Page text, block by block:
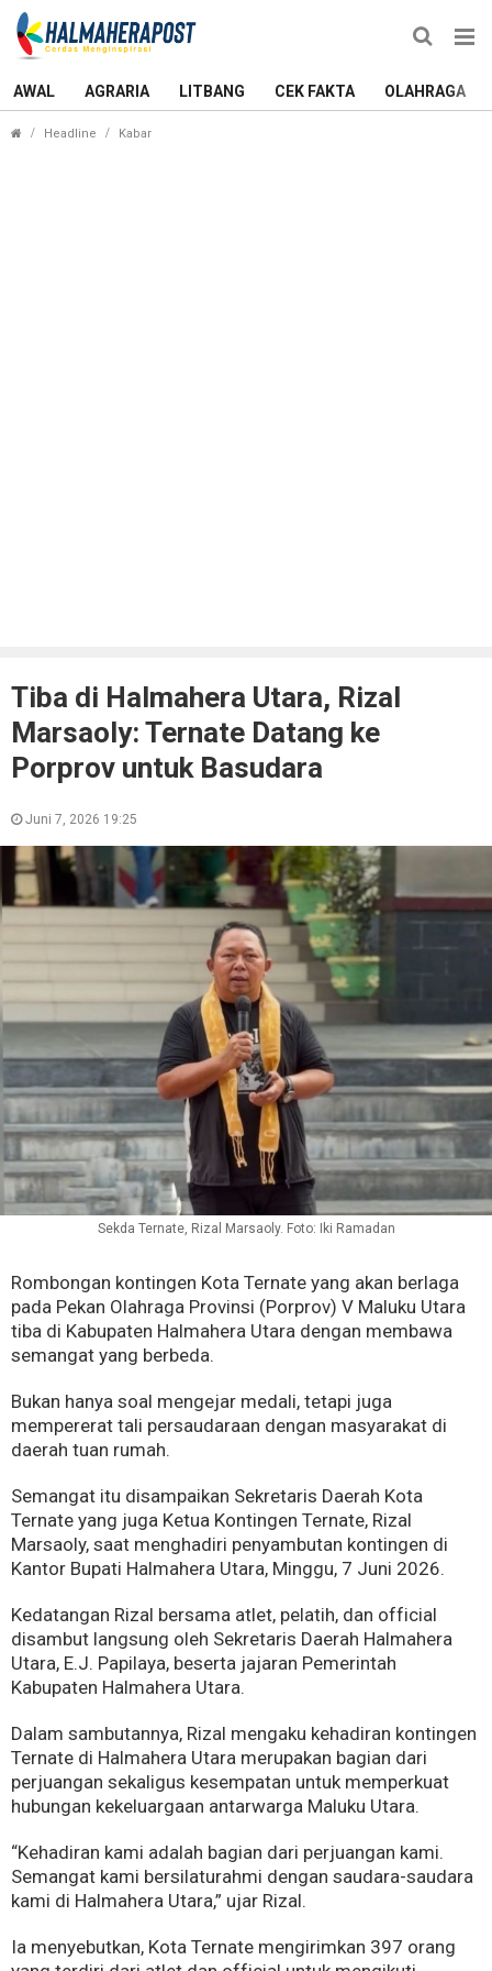
AWAL AGRARIA LITBANG CEK FAKTA OLAHRAGA
Headline Kabar
Tiba di Halmahera Utara, Rizal
Marsaoly: Ternate Datang ke
Porprov untuk Basudara
Juni 7, 2026 19:25
Sekda Ternate, Rizal Marsaoly. Foto: Iki Ramadan
Rombongan kontingen Kota Ternate yang akan berlaga
pada Pekan Olahraga Provinsi (Porprov) V Maluku Utara
tiba di Kabupaten Halmahera Utara dengan membawa
semangat yang berbeda.
Bukan hanya soal mengejar medali, tetapi juga
mempererat tali persaudaraan dengan masyarakat di
daerah tuan rumah.
Semangat itu disampaikan Sekretaris Daerah Kota
Ternate yang juga Ketua Kontingen Ternate, Rizal
Marsaoly, saat menghadiri penyambutan kontingen di
Kantor Bupati Halmahera Utara, Minggu, 7 Juni 2026.
Kedatangan Rizal bersama atlet, pelatih, dan official
disambut langsung oleh Sekretaris Daerah Halmahera
Utara, E.J. Papilaya, beserta jajaran Pemerintah
Kabupaten Halmahera Utara.
Dalam sambutannya, Rizal mengaku kehadiran kontingen
Ternate di Halmahera Utara merupakan bagian dari
perjuangan sekaligus kesempatan untuk memperkuat
hubungan kekeluargaan antarwarga Maluku Utara.
“Kehadiran kami adalah bagian dari perjuangan kami.
Semangat kami bersilaturahmi dengan saudara-saudara
kami di Halmahera Utara,” ujar Rizal.
Ia menyebutkan, Kota Ternate mengirimkan 397 orang